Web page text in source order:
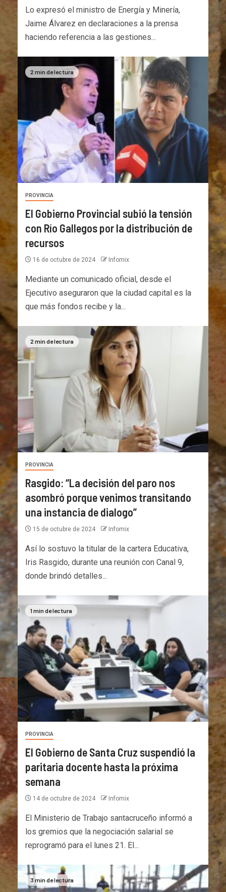
Lo expresó el ministro de Energía y Minería,
Jaime Álvarez en declaraciones a la prensa
haciendo referencia a las gestiones...
2 min de lectura
PROVINCIA
El Gobierno Provincial subió la tensión
con Río Gallegos por la distribución de
recursos
16 de octubre de 2024 Infomix
Mediante un comunicado oficial, desde el
Ejecutivo aseguraron que la ciudad capital es la
que más fondos recibe y la...
2 min de lectura
PROVINCIA
Rasgido: “La decisión del paro nos
asombró porque venimos transitando
una instancia de dialogo”
15 de octubre de 2024 Infomix
Así lo sostuvo la titular de la cartera Educativa,
Iris Rasgido, durante una reunión con Canal 9,
donde brindó detalles...
1 min de lectura
PROVINCIA
El Gobierno de Santa Cruz suspendió la
paritaria docente hasta la próxima
semana
14 de octubre de 2024 Infomix
El Ministerio de Trabajo santacruceño informó a
los gremios que la negociación salarial se
reprogramó para el lunes 21. El...
3 min de lectura